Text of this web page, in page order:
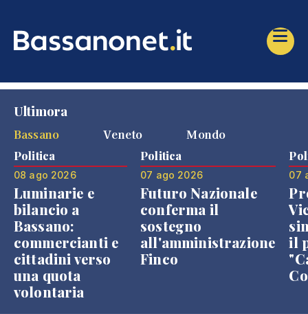
Ultimora
Bassano
Veneto Mondo
Politica
08 ago 2026
Luminarie e
bilancio a
Bassano:
commercianti e
cittadini verso
una quota
volontaria
Politica
07 ago 2026
Futuro Nazionale
conferma il
sostegno
all'amministrazione
Finco
07
il